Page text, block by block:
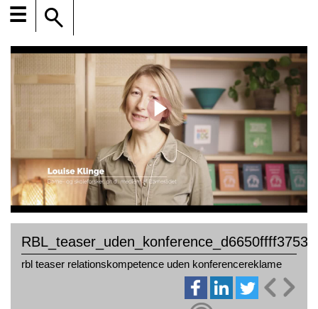
☰
rbl teaser relationskompetence uden konferencereklame